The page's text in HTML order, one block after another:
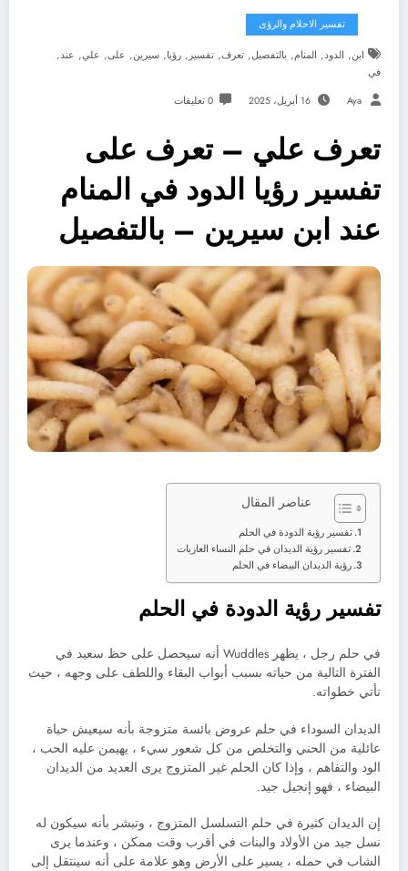
تفسير الاحلام والرؤى
ابن, الدود, المنام, بالتفصيل, تعرف, تفسير , رؤيا, سيرين, على, علي, عند,
في
Aya 16 أبريل، 2025 0 تعليقات
تعرف علي – تعرف على
تفسير رؤيا الدود في المنام
عند ابن سيرين – بالتفصيل
عناصر المقال
تفسير رؤية الدودة في الحلم
تفسير رؤية الديدان في حلم النساء العازبات
رؤية الديدان البيضاء في الحلم
تفسير رؤية الدودة في الحلم
في حلم رجل ، يظهر Wuddles أنه سيحصل على حظ سعيد في
الفترة التالية من حياته بسبب أبواب البقاء واللطف على وجهه ، حيث
تأتي خطواته.
الديدان السوداء في حلم عروض بائسة متزوجة بأنه سيعيش حياة
عائلية من الحني والتخلص من كل شعور سيء ، يهيمن عليه الحب ،
الود والتفاهم ، وإذا كان الحلم غير المتزوج يرى العديد من الديدان
البيضاء ، فهو إنجيل جيد.
إن الديدان كثيرة في حلم التسلسل المتزوج ، وتبشر بأنه سيكون له
نسل جيد من الأولاد والبنات في أقرب وقت ممكن ، وعندما يرى
الشاب في حمله ، يسير على الأرض وهو علامة على أنه سينتقل إلى